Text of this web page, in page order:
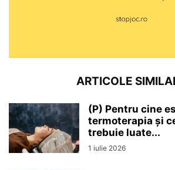
ARTICOLE
(P) Pentru cine
termoterapia și
trebuie luate...
1 iulie 2026